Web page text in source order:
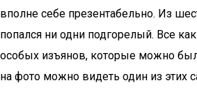
вполне себе презентабельно. Из
попался ни одни подгорелый. Все
особых изъянов, которые можно
на фото можно видеть один из этих